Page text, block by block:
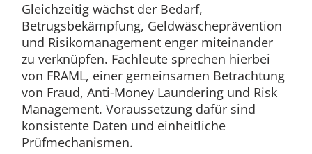
Gleichzeitig wächst der Bedarf,
Betrugsbekämpfung, Geldwäscheprävention
und Risikomanagement enger miteinander
zu verknüpfen. Fachleute sprechen hierbei
von FRAML, einer gemeinsamen Betrachtung
von Fraud, Anti-Money Laundering und Risk
Management. Voraussetzung dafür sind
konsistente Daten und einheitliche
Prüfmechanismen.